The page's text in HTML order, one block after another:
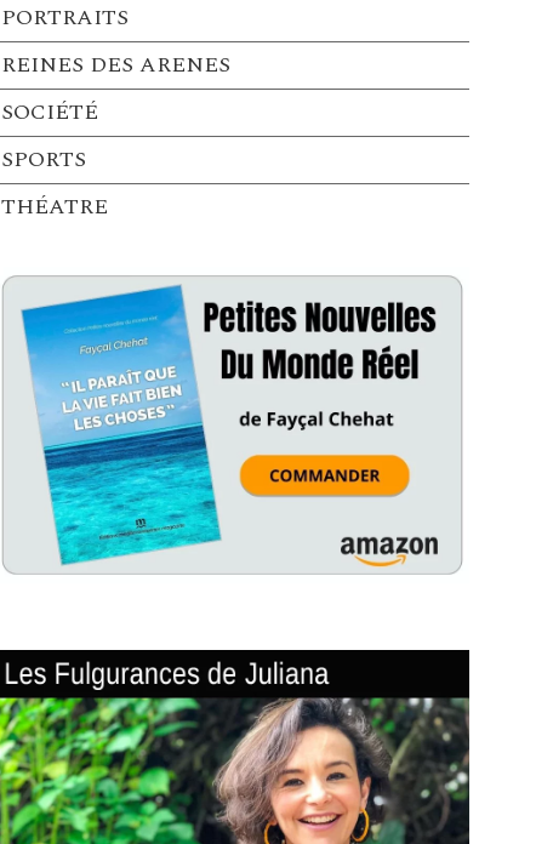
PORTRAITS
REINES DES ARENES
SOCIÉTÉ
SPORTS
THÉATRE